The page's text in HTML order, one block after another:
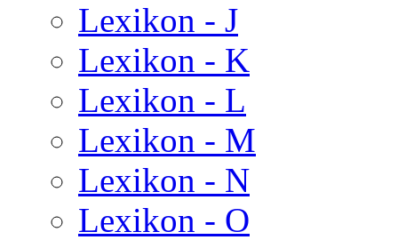
Lexikon - J
Lexikon - K
Lexikon - L
Lexikon - M
Lexikon - N
Lexikon - O